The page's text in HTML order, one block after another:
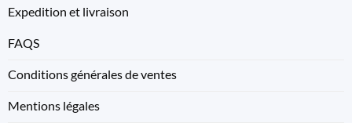
Expedition et livraison
FAQS
Conditions générales de ventes
Mentions légales